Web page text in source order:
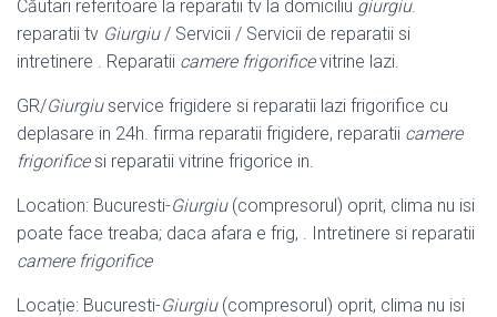
Căutari referitoare la reparatii tv la domiciliu giurgiu.
reparatii tv Giurgiu/ Servicii / Servicii de reparatii si
intretinere . Reparatii camere frigorificevitrine lazi.
GR/Giurgiuservice frigidere si reparatii lazi frigorifice cu
deplasare in 24h. firma reparatii frigidere, reparatii camere
frigorificesi reparatii vitrine frigorice in.
Location: Bucuresti-Giurgiu(compresorul) oprit, clima nu isi
poate face treaba; daca afara e frig, . Intretinere si reparatii
camere frigorifice
Locație: Bucuresti-Giurgiu(compresorul) oprit, clima nu isi